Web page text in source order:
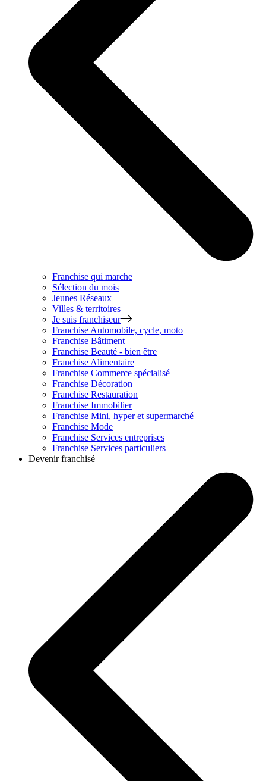
Franchise qui marche
Sélection du mois
Jeunes Réseaux
Villes & territoires
Je suis franchiseur
Franchise Automobile, cycle, moto
Franchise Bâtiment
Franchise Beauté - bien être
Franchise Alimentaire
Franchise Commerce spécialisé
Franchise Décoration
Franchise Restauration
Franchise Immobilier
Franchise Mini, hyper et supermarché
Franchise Mode
Franchise Services entreprises
Franchise Services particuliers
Devenir franchisé